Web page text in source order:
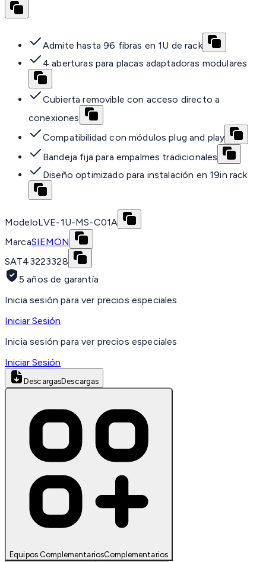
Admite hasta 96 fibras en 1U de rack
4 aberturas para placas adaptadoras modulares
Cubierta removible con acceso directo a
conexiones
Compatibilidad con módulos plug and play
Bandeja fija para empalmes tradicionales
Diseño optimizado para instalación en 19in rack
ModeloLVE-1U-MS-C01A
MarcaSIEMON
SAT43223328
5 años de garantía
Inicia sesión para ver precios especiales
Iniciar Sesión
Inicia sesión para ver precios especiales
Iniciar Sesión
DescargasDescargas
Equipos ComplementariosComplementarios